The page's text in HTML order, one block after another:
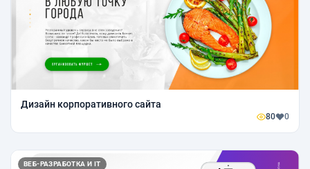
Дизайн корпоративного сайта
80 0
ВЕБ-РАЗРАБОТКА И IT